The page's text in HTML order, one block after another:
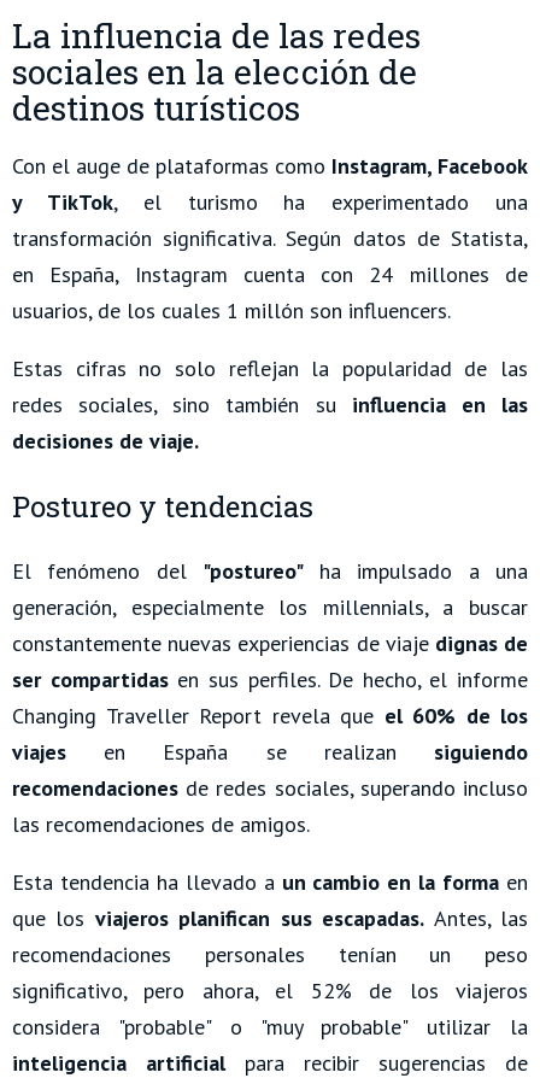
La influencia de las redes
sociales en la elección de
destinos turísticos
Con el auge de plataformas como Instagram, Facebook
y TikTok, el turismo ha experimentado una
transformación significativa. Según datos de Statista,
en España, Instagram cuenta con 24 millones de
usuarios, de los cuales 1 millón son influencers.
Estas cifras no solo reflejan la popularidad de las
redes sociales, sino también su influencia en las
decisiones de viaje.
Postureo y tendencias
El fenómeno del "postureo"ha impulsado a una
generación, especialmente los millennials, a buscar
constantemente nuevas experiencias de viaje dignas de
ser compartidasen sus perfiles. De hecho, el informe
Changing Traveller Report revela que el 60% de los
viajes en España se realizan siguiendo
recomendaciones de redes sociales, superando incluso
las recomendaciones de amigos.
Esta tendencia ha llevado a un cambio en la forma en
que los viajeros planifican sus escapadas. Antes, las
recomendaciones personales tenían un peso
significativo, pero ahora, el 52% de los viajeros
considera "probable" o "muy probable" utilizar la
inteligencia artificialpara recibir sugerencias de